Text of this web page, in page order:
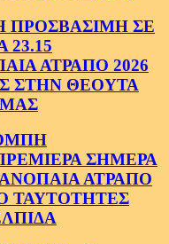
ΠΡΟΣΒΑΣΙΜΗ ΣΕ
ΑΤΡΑΠΟ 2026
ΣΤΗΝ ΘΕΟΥΤΑ
ΣΗΜΕΡΑ
ΑΤΡΑΠΟ
ΤΑΥΤΟΤΗΤΕΣ